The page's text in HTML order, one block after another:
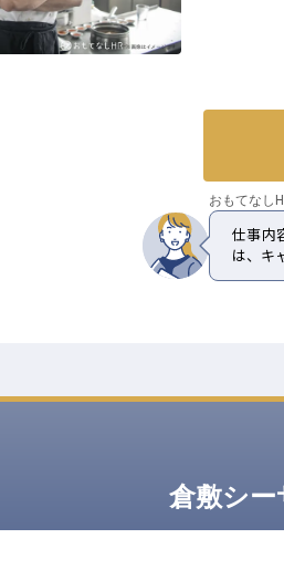
おもてなし
仕事内
は、キ
倉敷シ